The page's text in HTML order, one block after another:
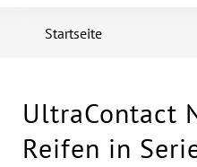
Startseite
UltraContact
Reifen in